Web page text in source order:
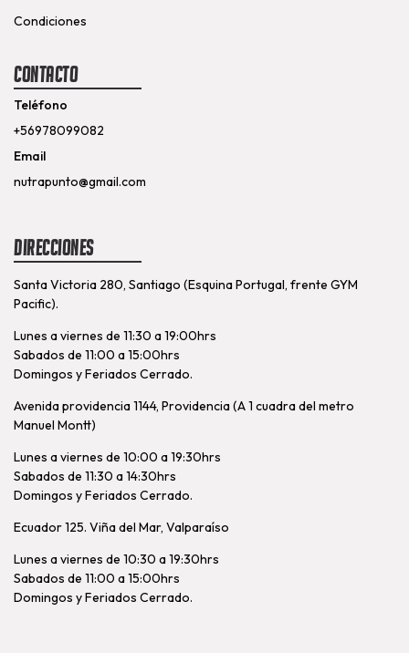
Condiciones
Contacto
Teléfono
+56978099082
Email
nutrapunto@gmail.com
Direcciones
Santa Victoria 280, Santiago (Esquina Portugal, frente GYM
Pacific).
Lunes a viernes de 11:30 a 19:00hrs
Sabados de 11:00 a 15:00hrs
Domingos y Feriados Cerrado.
Avenida providencia 1144, Providencia (A 1 cuadra del metro
Manuel Montt)
Lunes a viernes de 10:00 a 19:30hrs
Sabados de 11:30 a 14:30hrs
Domingos y Feriados Cerrado.
Ecuador 125. Viña del Mar, Valparaíso
Lunes a viernes de 10:30 a 19:30hrs
Sabados de 11:00 a 15:00hrs
Domingos y Feriados Cerrado.